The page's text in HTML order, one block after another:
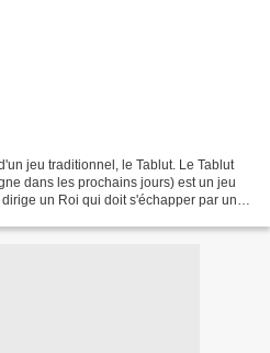
jeu traditionnel, le Tablut. Le Tablut
dans les prochains jours) est un jeu
un Roi qui doit s'échapper par un